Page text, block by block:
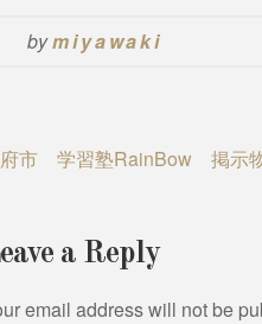
bymiyawaki
市 学習塾RainBow 掲示物
a Reply
email address will not be